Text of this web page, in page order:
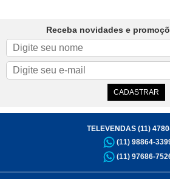
Receba novidades e
TELEVENDAS (11)
(11) 98864-
(11) 97686-